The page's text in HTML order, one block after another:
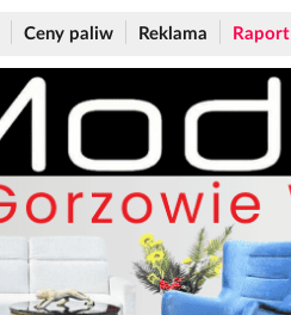
Ceny paliw Reklama Raport